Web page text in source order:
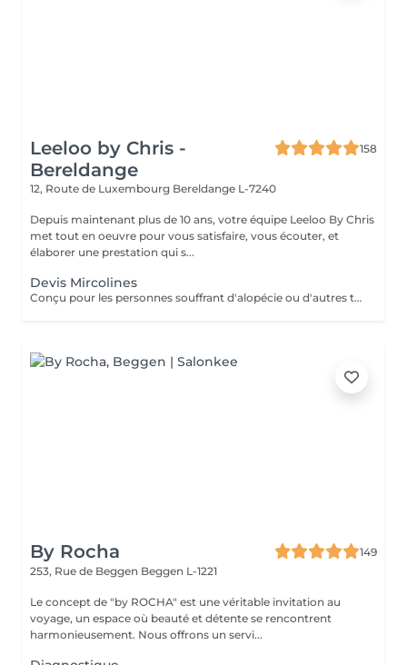
Leeloo by Chris -
Bereldange
158
12, Route de Luxembourg Bereldange L-7240
Depuis maintenant plus de 10 ans, votre équipe Leeloo By Chris
met tout en oeuvre pour vous satisfaire, vous écouter, et
élaborer une prestation qui s...
Devis Mircolines
Conçu pour les personnes souffrant d'alopécie ou d'autres troubles capillaires génétiques, le système Microlines est un nouveau système révolutionnaire conçu pour vous donner les résultats que vous souhaitez Le Microlines dure plus de 2 ans et redonne de la longueur et du volume à vos cheveux pour que vous puissiez retrouver confiance en vous et changer votre vie C'est un système d'extension de cheveux avec un ruban invisible qui vous donnera la longueur et le volume dont vos cheveux ont besoin pour être beaux. Le Microlines est un correcteur anti-chute révolutionnaire, offrant les meilleurs résultats sur le marché
By Rocha
149
253, Rue de Beggen Beggen L-1221
Le concept de "by ROCHA" est une véritable invitation au
voyage, un espace où beauté et détente se rencontrent
harmonieusement. Nous offrons un servi...